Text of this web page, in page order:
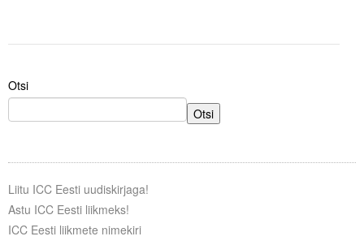
Otsi
Otsi
Liitu ICC Eesti uudiskirjaga!
Astu ICC Eesti liikmeks!
ICC Eesti liikmete nimekiri